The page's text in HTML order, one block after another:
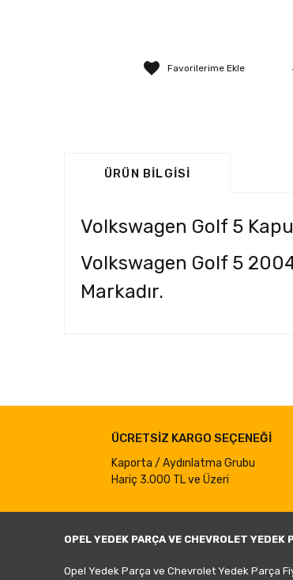
ÜRÜN BILGISI
Volkswagen Golf 5
Volkswagen Golf 5
Markadır.
Ürün açıklamasında eksik bilgiler bulunuyor.
Ürün bilgilerinde hatalar bulunuyor.
Ürün fiyatı diğer sitelerden daha pahalı.
ÜCRETSİZ KARGO SEÇENEĞİ
Kaporta / Aydınlatma Grubu
Hariç 3.000 TL ve Üzeri
OPEL YEDEK PARÇA VE CHEVROLET
Opel Yedek Parça ve Chevrolet Yedek Parça